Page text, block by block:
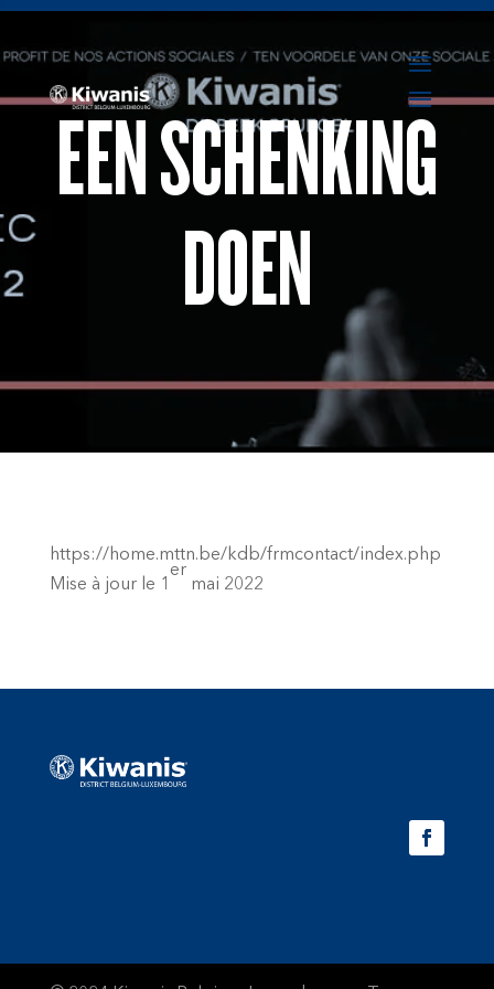
EEN SCHENKING
DOEN
https://home.mttn.be/kdb/frmcontact/index.php
Mise à jour le 1
er
mai 2022